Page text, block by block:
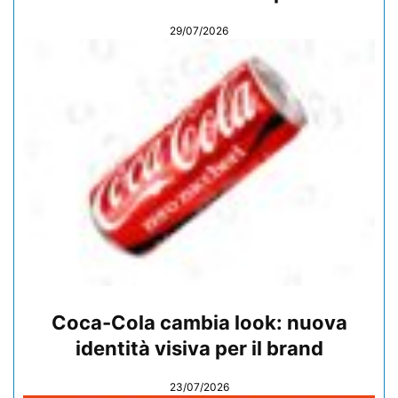
29/07/2026
Coca-Cola cambia look: nuova
identità visiva per il brand
23/07/2026